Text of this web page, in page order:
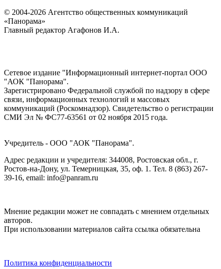
© 2004-2026 Агентство общественных коммуникаций
«Панорама»
Главный редактор Агафонов И.А.
Сетевое издание "Информационный интернет-портал ООО
"АОК "Панорама".
Зарегистрировано Федеральной службой по надзору в сфере
связи, информационных технологий и массовых
коммуникаций (Роскомнадзор). Cвидетельство о регистрации
СМИ Эл № ФС77-63561 от 02 ноября 2015 года.
Учредитель - ООО "АОК "Панорама".
Адрес редакции и учредителя: 344008, Ростовская обл., г.
Ростов-на-Дону, ул. Темерницкая, 35, оф. 1. Тел. 8 (863) 267-
39-16, email: info@panram.ru
Мнение редакции может не совпадать с мнением отдельных
авторов.
При использовании материалов сайта ссылка обязательна
Политика конфиденциальности